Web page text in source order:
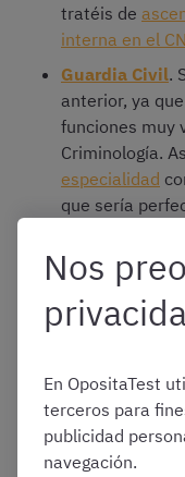
tratéis de
interna en el
Guardia Civil.
anterior, ya
funciones muy
Criminología.
especialidad
que sería
Policías
d’Esquadra
secciones o
Policía Local.
también este
pueden
Nos
En OpositaTest
terceros para
publicidad
navegación.